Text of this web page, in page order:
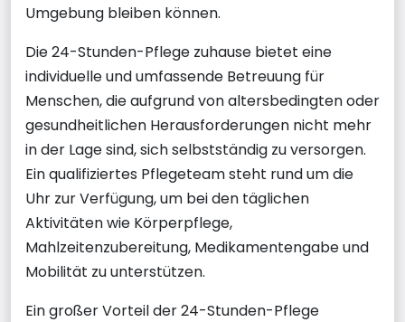
Umgebung bleiben können.
Die 24-Stunden-Pflege zuhause bietet eine
individuelle und umfassende Betreuung für
Menschen, die aufgrund von altersbedingten oder
gesundheitlichen Herausforderungen nicht mehr
in der Lage sind, sich selbstständig zu versorgen.
Ein qualifiziertes Pflegeteam steht rund um die
Uhr zur Verfügung, um bei den täglichen
Aktivitäten wie Körperpflege,
Mahlzeitenzubereitung, Medikamentengabe und
Mobilität zu unterstützen.
Ein großer Vorteil der 24-Stunden-Pflege